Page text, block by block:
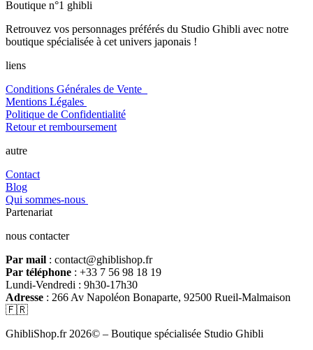
Boutique n°1 ghibli
Retrouvez vos personnages préférés du Studio Ghibli avec notre
boutique spécialisée à cet univers japonais !
liens
Conditions Générales de Vente
Mentions Légales
Politique de Confidentialité
Retour et remboursement
autre
Contact
Blog
Qui sommes-nous
Partenariat
nous contacter
Par mail : contact@ghiblishop.fr
Par téléphone : +33 7 56 98 18 19
Lundi-Vendredi : 9h30-17h30
Adresse : 266 Av Napoléon Bonaparte, 92500 Rueil-Malmaison
🇫🇷
GhibliShop.fr 2026© – Boutique spécialisée Studio Ghibli